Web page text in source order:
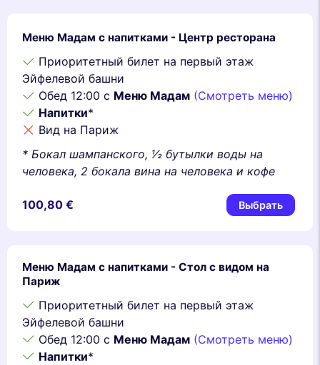
Меню Мадам с напитками - Центр ресторана
Приоритетный билет на первый этаж
Эйфелевой башни
Обед 12:00 с Меню Мадам (Смотреть меню)
Напитки*
Вид на Париж
* Бокал шампанского, 1⁄2 бутылки воды на
человека, 2 бокала вина на человека и кофе
100,80 € Выбрать
Меню Мадам с напитками - Стол с видом на
Париж
Приоритетный билет на первый этаж
Эйфелевой башни
Обед 12:00 с Меню Мадам (Смотреть меню)
Напитки*